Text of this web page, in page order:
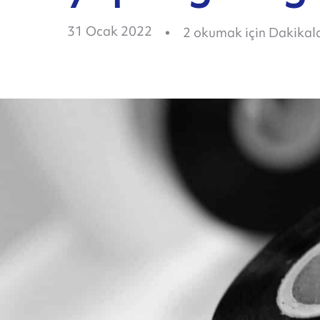
31 Ocak 2022 2 okumak için